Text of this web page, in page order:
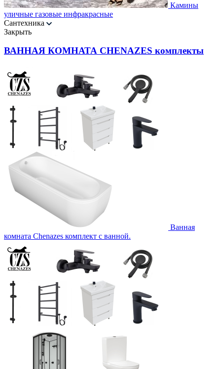
Камины
уличные газовые инфракрасные
Сантехника
Закрыть
ВАННАЯ КОМНАТА CHENAZES комплекты
Ванная
комната Chenazes комплект с ванной.